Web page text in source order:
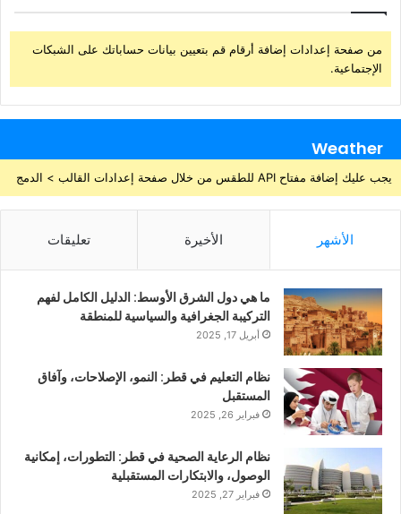
من صفحة إعدادات إضافة أرقام قم بتعيين بيانات حساباتك على الشبكات
الإجتماعية.
Weather
يجب عليك إضافة مفتاح API للطقس من خلال صفحة إعدادات القالب > الدمج
الأشهر الأخيرة تعليقات
ما هي دول الشرق الأوسط: الدليل الكامل لفهم
التركيبة الجغرافية والسياسية للمنطقة
أبريل 17, 2025
نظام التعليم في قطر: النمو، الإصلاحات، وآفاق
المستقبل
فبراير 26, 2025
نظام الرعاية الصحية في قطر: التطورات، إمكانية
الوصول، والابتكارات المستقبلية
فبراير 27, 2025